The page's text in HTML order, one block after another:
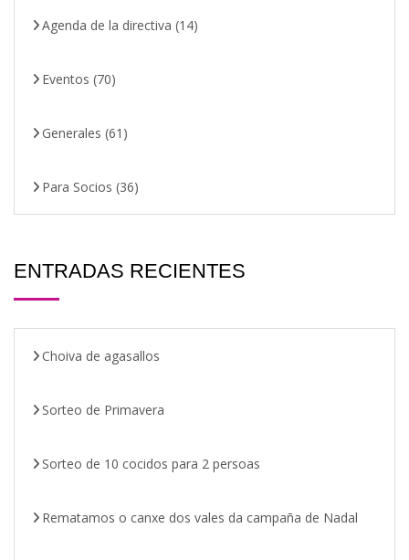
Agenda de la directiva (14)
Eventos (70)
Generales (61)
Para Socios (36)
ENTRADAS RECIENTES
Choiva de agasallos
Sorteo de Primavera
Sorteo de 10 cocidos para 2 persoas
Rematamos o canxe dos vales da campaña de Nadal